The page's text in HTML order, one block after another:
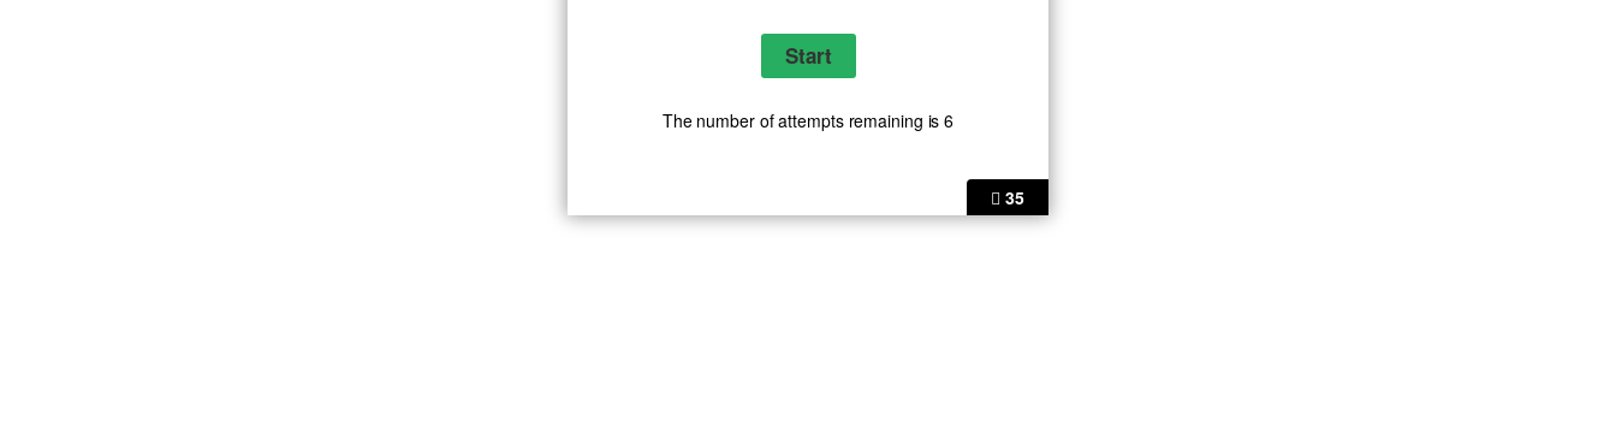
35
The number of attempts remaining is 6